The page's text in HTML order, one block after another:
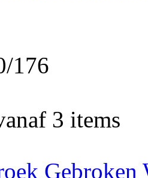
176
3 items
Gebroken